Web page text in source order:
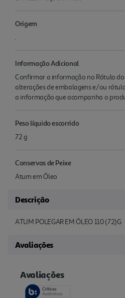
Origem
.
Informação Adicional
Confirmar a informação no Rótulo do
alterações de embalagens e/ou
a informação que acompanha o
Peso líquido escorrido
72 g
Conservas de Peixe
Atum em Óleo
Descrição
ATUM POLEGAR EM ÓLEO 110 (72)G
Avaliações